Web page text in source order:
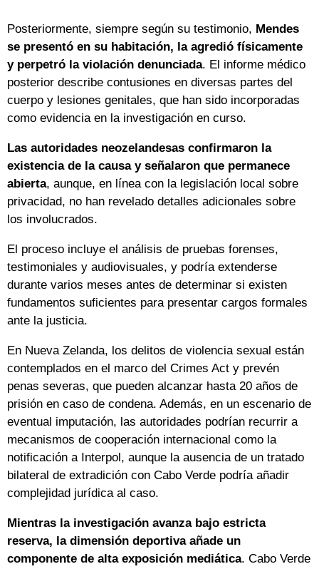
Posteriormente, siempre según su testimonio, Mendes
se presentó en su habitación, la agredió físicamente
y perpetró la violación denunciada. El informe médico
posterior describe contusiones en diversas partes del
cuerpo y lesiones genitales, que han sido incorporadas
como evidencia en la investigación en curso.
Las autoridades neozelandesas confirmaron la
existencia de la causa y señalaron que permanece
abierta, aunque, en línea con la legislación local sobre
privacidad, no han revelado detalles adicionales sobre
los involucrados.
El proceso incluye el análisis de pruebas forenses,
testimoniales y audiovisuales, y podría extenderse
durante varios meses antes de determinar si existen
fundamentos suficientes para presentar cargos formales
ante la justicia.
En Nueva Zelanda, los delitos de violencia sexual están
contemplados en el marco del Crimes Act y prevén
penas severas, que pueden alcanzar hasta 20 años de
prisión en caso de condena. Además, en un escenario de
eventual imputación, las autoridades podrían recurrir a
mecanismos de cooperación internacional como la
notificación a Interpol, aunque la ausencia de un tratado
bilateral de extradición con Cabo Verde podría añadir
complejidad jurídica al caso.
Mientras la investigación avanza bajo estricta
reserva, la dimensión deportiva añade un
componente de alta exposición mediática. Cabo Verde